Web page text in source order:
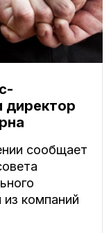
директор
сообщает
компаний